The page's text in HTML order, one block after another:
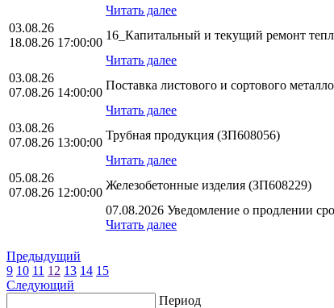
Читать далее
03.08.26
18.08.26 17:00:00
16_Капитальный и текущий ремонт
Читать далее
03.08.26
07.08.26 14:00:00
Поставка листового и сортового
Читать далее
03.08.26
07.08.26 13:00:00
Трубная продукция (ЗП608056)
Читать далее
05.08.26
07.08.26 12:00:00
Железобетонные изделия (ЗП608229)
07.08.2026 Уведомление о продлении
Читать далее
Предыдущий
9 10 11 12 13 14 15
Следующий
Период